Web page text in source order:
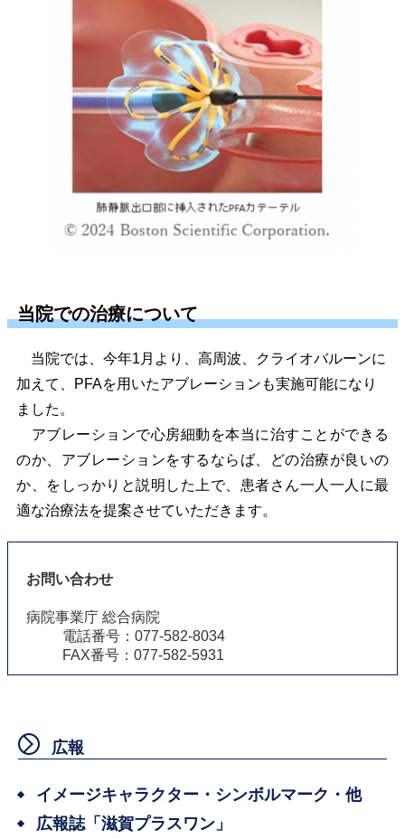
当院での治療について
当院では、今年1月より、高周波、クライオバルーンに
加えて、PFAを用いたアブレーションも実施可能になり
ました。
アブレーションで心房細動を本当に治すことができる
のか、アブレーションをするならば、どの治療が良いの
か、をしっかりと説明した上で、患者さん一人一人に最
適な治療法を提案させていただきます。
お問い合わせ
病院事業庁 総合病院
電話番号：077-582-8034
FAX番号：077-582-5931
広報
イメージキャラクター・シンボルマーク・他
広報誌「滋賀プラスワン」